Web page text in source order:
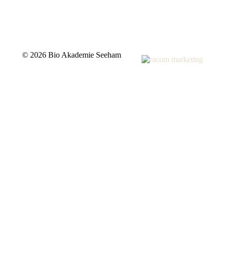
© 2026 Bio Akademie Seeham